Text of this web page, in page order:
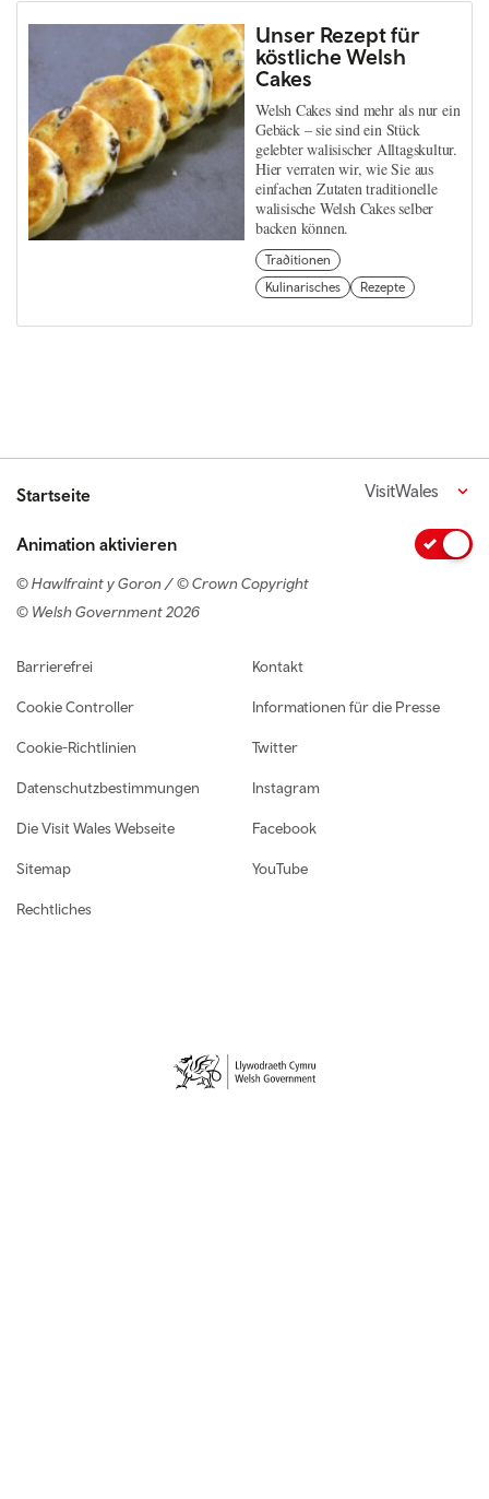
Unser Rezept für
köstliche Welsh
Cakes
Welsh Cakes sind mehr als nur ein
Gebäck – sie sind ein Stück
gelebter walisischer Alltagskultur.
Hier verraten wir, wie Sie aus
einfachen Zutaten traditionelle
walisische Welsh Cakes selber
backen können.
Traditionen
Kulinarisches
Rezepte
Startseite VisitWales
Animation aktivieren
© Hawlfraint y Goron / © Crown Copyright
© Welsh Government 2026
Footer navigation
Barrierefrei
Cookie Controller
Cookie-Richtlinien
Datenschutzbestimmungen
Die Visit Wales Webseite
Sitemap
Rechtliches
Kontakt
Informationen für die Presse
Twitter
Instagram
Facebook
YouTube